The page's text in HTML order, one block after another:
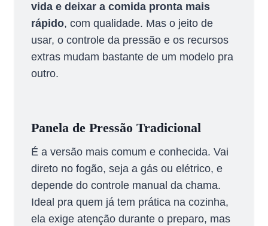
vida e deixar a comida pronta mais
rápido, com qualidade. Mas o jeito de
usar, o controle da pressão e os recursos
extras mudam bastante de um modelo pra
outro.
Panela de Pressão Tradicional
É a versão mais comum e conhecida. Vai
direto no fogão, seja a gás ou elétrico, e
depende do controle manual da chama.
Ideal pra quem já tem prática na cozinha,
ela exige atenção durante o preparo, mas